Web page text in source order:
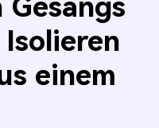
einem